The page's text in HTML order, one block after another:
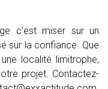
c’est miser sur un
sur la confiance. Que
localité limitrophe,
projet. Contactez-